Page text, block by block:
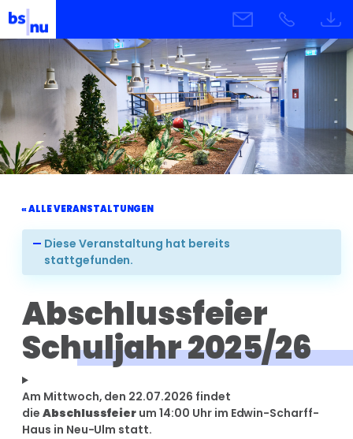
« ALLE VERANSTALTUNGEN
Diese Veranstaltung hat bereits
stattgefunden.
Abschlussfeier
Schuljahr 2025/26
Am Mittwoch, den 22.07.2026 findet
die Abschlussfeier um 14:00 Uhr im Edwin-Scharff-
Haus in Neu-Ulm statt.